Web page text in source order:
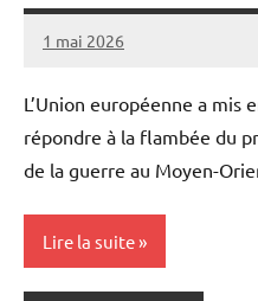
1 mai 2026
Admins
L’Union européenne a mis
répondre à la flambée du
de la guerre au Moyen-
Lire la suite